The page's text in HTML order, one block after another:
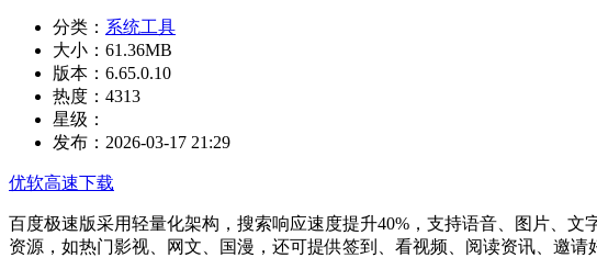
分类： 系统工具
大小： 61.36MB
版本： 6.65.0.10
热度： 4313
星级：
发布： 2026-03-17 21:29
优软高速下载
百度极速版采用轻量化架构，搜索响应速度提升40%，支持语音、图片、
资源，如热门影视、网文、国漫，还可提供签到、看视频、阅读资讯、邀请